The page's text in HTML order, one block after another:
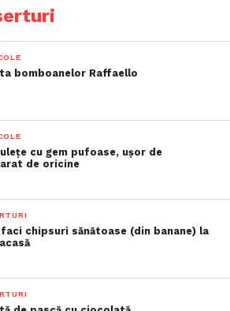
bomboanelor Raffaello
cu gem pufoase, ușor de
de oricine
faci chipsuri sănătoase (din banane) la